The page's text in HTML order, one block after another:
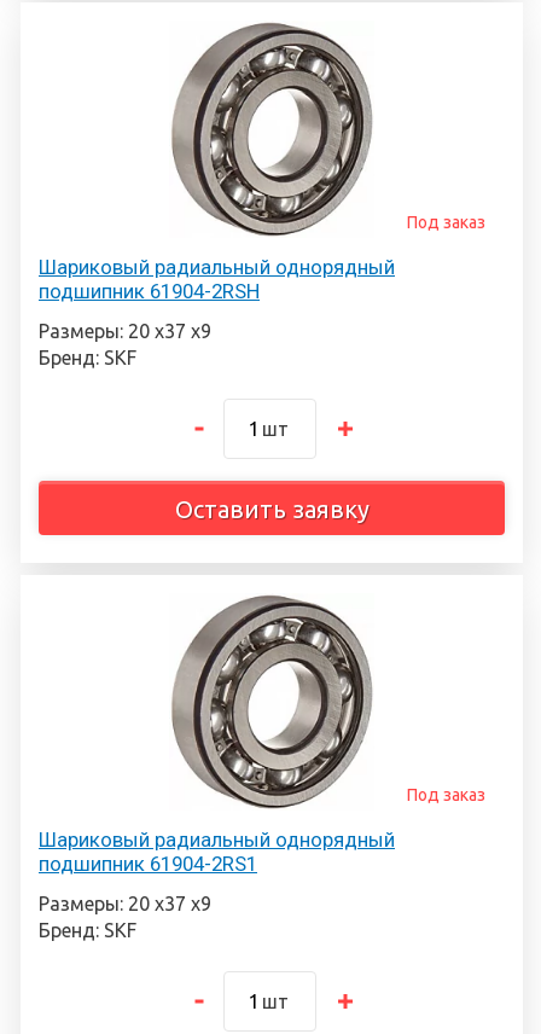
Шариковый радиальный однорядный
подшипник 61904-2RSH
Под заказ
Размеры: 20 х37 х9
Бренд: SKF
шт
Оставить заявку
Шариковый радиальный однорядный
подшипник 61904-2RS1
Под заказ
Размеры: 20 х37 х9
Бренд: SKF
шт